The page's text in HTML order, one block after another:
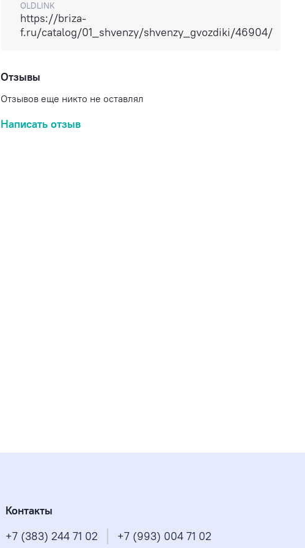
OLDLINK
https://briza-
f.ru/catalog/01_shvenzy/shvenzy_gvozdiki/46904/
Отзывы
Отзывов еще никто не оставлял
Написать отзыв
Контакты
+7 (383) 244 71 02
+7 (993) 004 71 02